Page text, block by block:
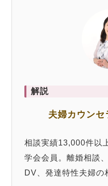
解説
夫婦カウン
相談実績13,000件以
学会会員。離婚相談
DV、発達特性夫婦の